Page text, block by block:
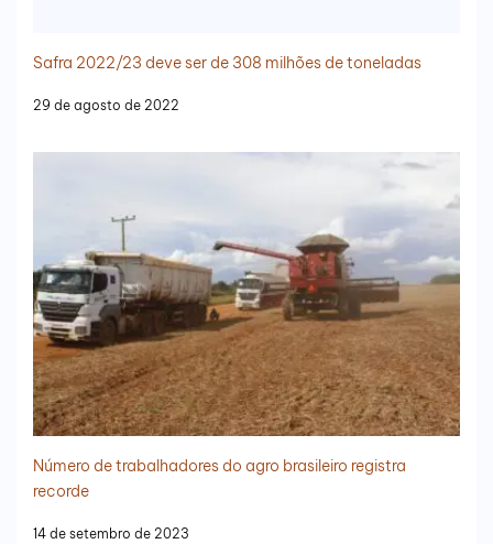
Safra 2022/23 deve ser de 308 milhões de toneladas
29 de agosto de 2022
Número de trabalhadores do agro brasileiro registra
recorde
14 de setembro de 2023